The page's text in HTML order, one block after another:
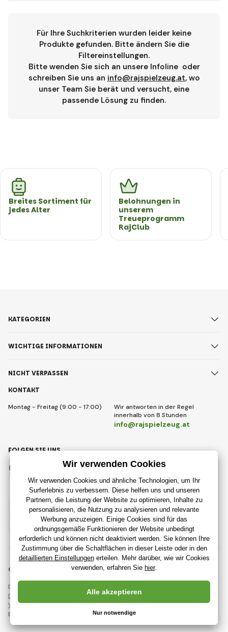
Für Ihre Suchkriterien wurden leider keine
Produkte gefunden. Bitte ändern Sie die
Filtereinstellungen.
Bitte wenden Sie sich an unsere Infoline oder
schreiben Sie uns an info@rajspielzeug.at, wo
unser Team Sie berät und versucht, eine
passende Lösung zu finden.
Breites Sortiment für
jedes Alter
Belohnungen in
unserem
Treueprogramm
RajClub
KONTAKT
Montag - Freitag (9:00 - 17:00)
Wir antworten in der Regel
innerhalb von 8 Stunden
info@rajspielzeug.at
KATEGORIEN
WICHTIGE INFORMATIONEN
NICHT VERPASSEN
Austrian
FOLGEN SIE UNS
Instagram
© 2018 - 2026 RajSpielzeug.at, Alle Rechte vorbehalten
Diese Seite ist durch reCAPTCHA geschützt und es gelten
DatenschutzbestimmungenUnternehmen Google und deren
Vertragsbedingungen.
Erstellung leistungsstarker Online-Shops ab